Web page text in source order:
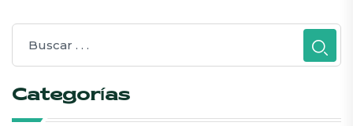
Categorías